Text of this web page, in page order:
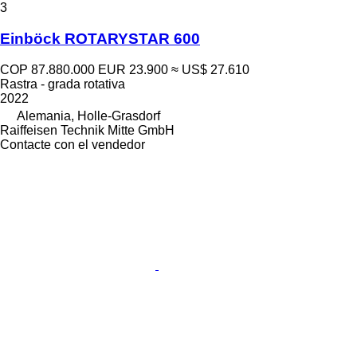
3
Einböck ROTARYSTAR 600
COP 87.880.000 EUR 23.900 ≈ US$ 27.610
Rastra - grada rotativa
2022
Alemania, Holle-Grasdorf
Raiffeisen Technik Mitte GmbH
Contacte con el vendedor